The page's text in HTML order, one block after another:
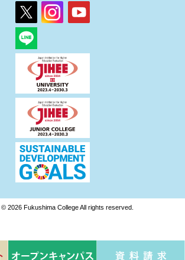
2026 Fukushima College All rights reserved.